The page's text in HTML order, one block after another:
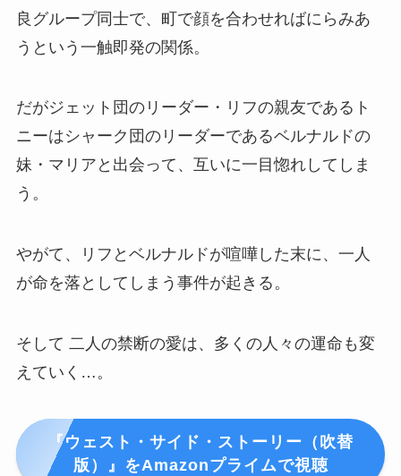
良グループ同士で、町で顔を合わせればにらみあ
うという一触即発の関係。
だがジェット団のリーダー・リフの親友であるト
ニーはシャーク団のリーダーであるベルナルドの
妹・マリアと出会って、互いに一目惚れしてしま
う。
やがて、リフとベルナルドが喧嘩した末に、一人
が命を落としてしまう事件が起きる。
そして 二人の禁断の愛は、多くの人々の運命も変
えていく…。
『ウェスト・サイド・ストーリー（吹替
版）
』 をAmazonプライムで視聴